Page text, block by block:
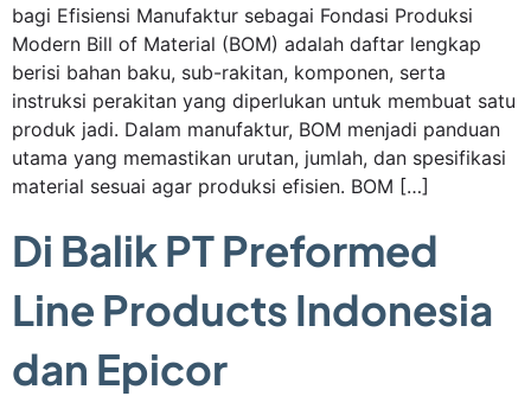
bagi Efisiensi Manufaktur sebagai Fondasi Produksi
Modern Bill of Material (BOM) adalah daftar lengkap
berisi bahan baku, sub-rakitan, komponen, serta
instruksi perakitan yang diperlukan untuk membuat satu
produk jadi. Dalam manufaktur, BOM menjadi panduan
utama yang memastikan urutan, jumlah, dan spesifikasi
material sesuai agar produksi efisien. BOM […]
Di Balik PT Preformed
Line Products Indonesia
dan Epicor